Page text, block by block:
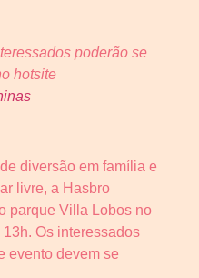
poderão se
hotsite
diversão em família e
livre, a Hasbro
parque Villa Lobos no
Os interessados
evento devem se